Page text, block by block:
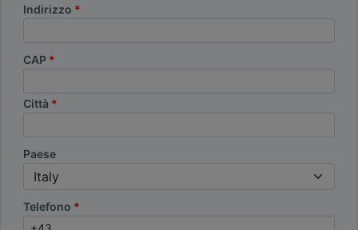
Indirizzo
CAP
Città
Paese
Telefono